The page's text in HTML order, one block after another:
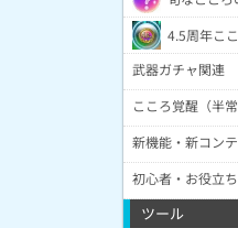
4.5周年こ
武器ガチャ関連
こころ覚醒（半常
新機能・新コン
初心者・お役立ち
ツール